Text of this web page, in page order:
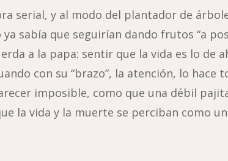
serial, y al modo del plantador de
sabía que seguirían dando frutos “a
a la papa: sentir que la vida es lo de
con su “brazo”, la atención, lo hace
imposible, como que una débil
la vida y la muerte se perciban como